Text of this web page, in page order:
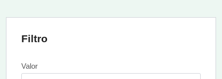
Filtro
Valor